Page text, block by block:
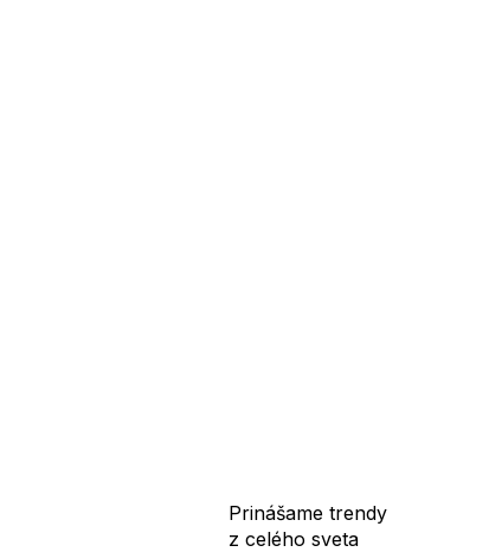
Prinášame trendy
z celého sveta